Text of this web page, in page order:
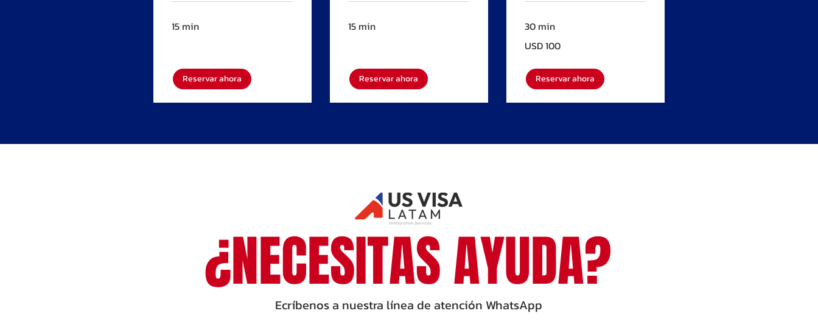
15 min
Reservar ahora
15 min
Reservar ahora
30 min
dólares
USD 100
Reservar ahora
¿NECESITAS AYUDA?
Ecríbenos a nuestra línea de atención WhatsApp